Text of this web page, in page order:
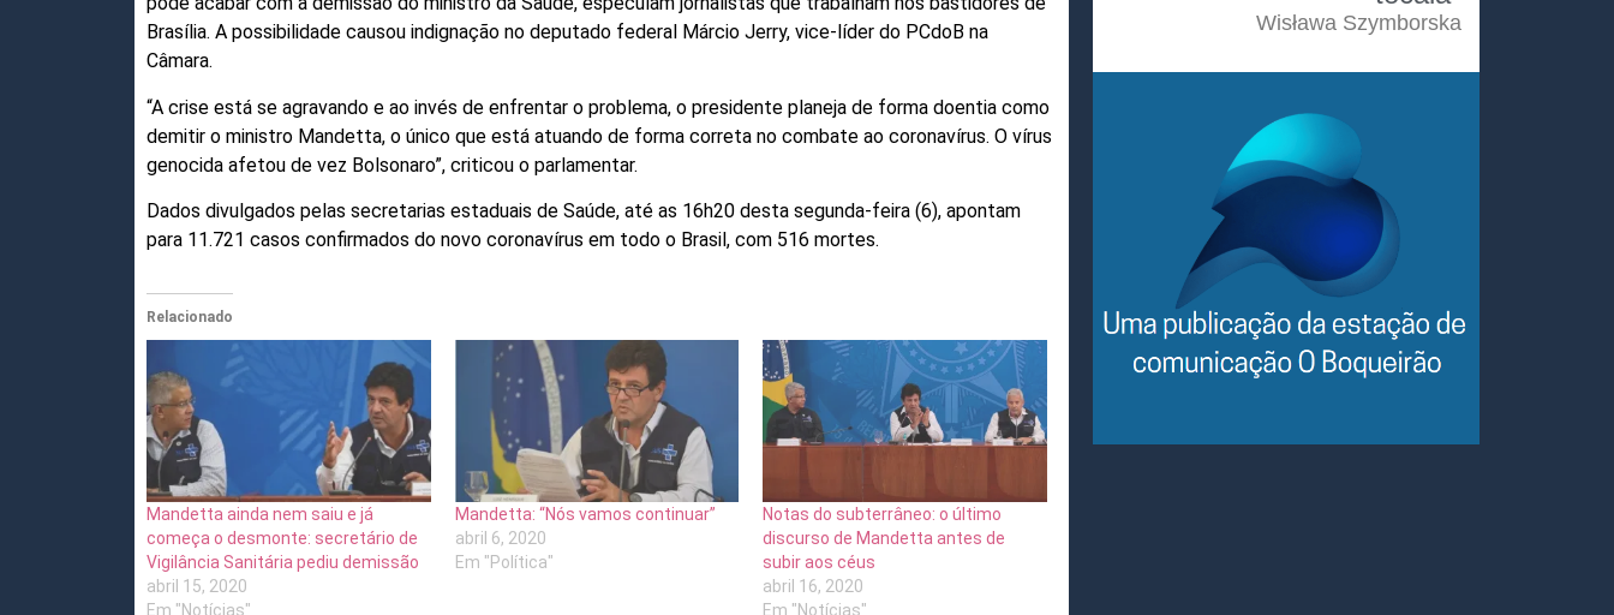
Brasília. A possibilidade causou indignação no deputado federal Márcio Jerry, vice-líder do PCdoB na
Câmara.
“A crise está se agravando e ao invés de enfrentar o problema, o presidente planeja de forma doentia como
demitir o ministro Mandetta, o único que está atuando de forma correta no combate ao coronavírus. O vírus
genocida afetou de vez Bolsonaro”, criticou o parlamentar.
Dados divulgados pelas secretarias estaduais de Saúde, até as 16h20 desta segunda-feira (6), apontam
para 11.721 casos confirmados do novo coronavírus em todo o Brasil, com 516 mortes.
Relacionado
Mandetta ainda nem saiu e já
começa o desmonte: secretário de
Vigilância Sanitária pediu demissão
abril 15, 2020
Em "Notícias"
Mandetta: “Nós vamos continuar”
abril 6, 2020
Em "Política"
Notas do subterrâneo: o último
discurso de Mandetta antes de
subir aos céus
abril 16, 2020
Em "Notícias"
Wisława Szymborska